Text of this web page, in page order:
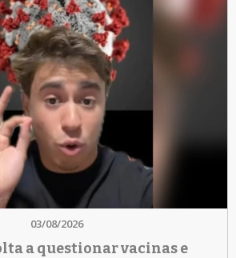
03/08/2026
a questionar vacinas e